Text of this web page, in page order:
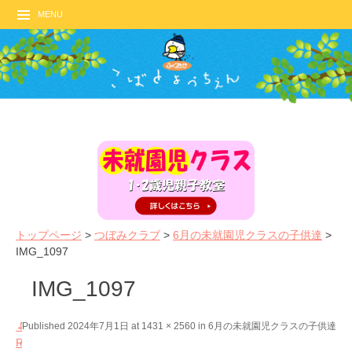
MENU
トップページ > つぼみクラブ > 6月の未就園児クラスの子供達 >
IMG_1097
IMG_1097
Published 2024年7月1日 at 1431 × 2560 in 6月の未就園児クラスの子供達
←
P
N
e